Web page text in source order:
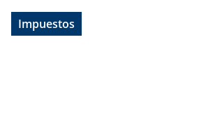
Impuestos